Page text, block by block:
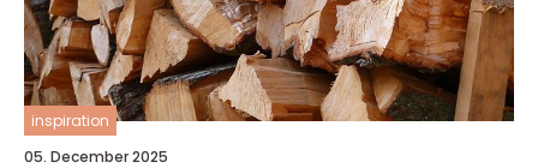
inspiration
05. December 2025